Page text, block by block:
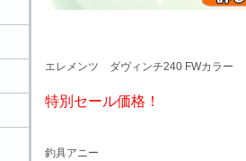
エレメンツ ダヴィンチ240 FWカラー
特別セール価格！
釣具アニー